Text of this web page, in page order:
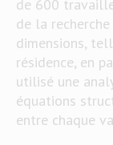
de 600
de la
dimensions,
résidence, en
utilisé une
équations
entre chaque